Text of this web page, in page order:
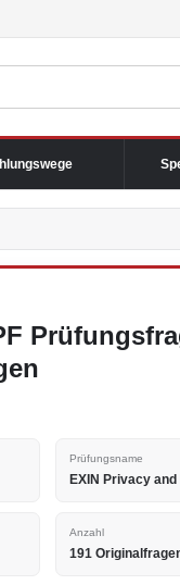
Prüfungsname
EXIN Privacy
Anzahl
191